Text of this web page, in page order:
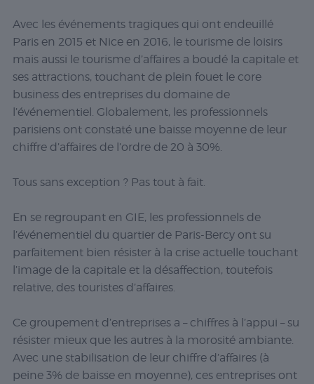
Avec les événements tragiques qui ont endeuillé
Paris en 2015 et Nice en 2016, le tourisme de loisirs
mais aussi le tourisme d’affaires a boudé la capitale et
ses attractions, touchant de plein fouet le core
business des entreprises du domaine de
l’événementiel. Globalement, les professionnels
parisiens ont constaté une baisse moyenne de leur
chiffre d’affaires de l’ordre de 20 à 30%.
Tous sans exception ? Pas tout à fait.
En se regroupant en GIE, les professionnels de
l’événementiel du quartier de Paris-Bercy ont su
parfaitement bien résister à la crise actuelle touchant
l’image de la capitale et la désaffection, toutefois
relative, des touristes d’affaires.
Ce groupement d’entreprises a – chiffres à l’appui – su
résister mieux que les autres à la morosité ambiante.
Avec une stabilisation de leur chiffre d’affaires (à
peine 3% de baisse en moyenne), ces entreprises ont